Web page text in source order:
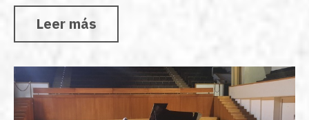
Leer más